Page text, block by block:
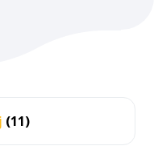
(11)